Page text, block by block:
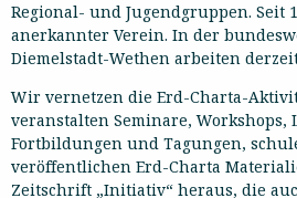
Regional- und Jugendgruppen. Seit
anerkannter Verein. In der
Diemelstadt-Wethen arbeiten
Wir vernetzen die Erd-Charta-
veranstalten Seminare,
Fortbildungen und Tagungen,
veröffentlichen Erd-Charta
Zeitschrift „Initiativ“ heraus, die